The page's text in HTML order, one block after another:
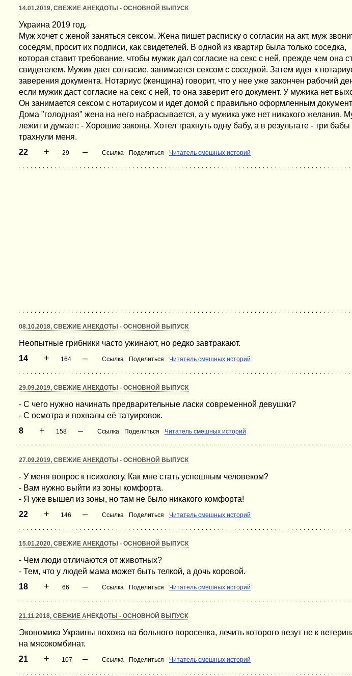
14.01.2019, СВЕЖИЕ АНЕКДОТЫ - ОСНОВНОЙ ВЫПУСК
Украина 2019 год.
Муж хочет с женой заняться сексом. Жена пишет расписку о согласии на акт, муж
соседям, просит их подписи, как свидетелей. В одной из квартир была только соседка,
которая ставит требование, чтобы мужик дал согласие на секс с ней, прежде чем она
свидетелем. Мужик дает согласие, занимается сексом с соседкой. Затем идет к
заверения документа. Нотариус (женщина) говорит, что у нее уже закончен рабочий
если мужик даст согласие на секс с ней, то она заверит его документ. У мужика нет
Он занимается сексом с нотариусом и идет домой с правильно оформленным
Дома "голодная" жена на него набрасывается, а у мужика уже нет никакого желания.
лежит и думает: - Хорошие законы. Хотел трахнуть одну бабу, а в результате - три бабы
трахнули меня.
22
+ 29 – Ссылка Поделиться Читатель смешных историй
08.10.2018, СВЕЖИЕ АНЕКДОТЫ - ОСНОВНОЙ ВЫПУСК
Неопытные грибники часто ужинают, но редко завтракают.
14
+ 164 – Ссылка Поделиться Читатель смешных историй
29.09.2019, СВЕЖИЕ АНЕКДОТЫ - ОСНОВНОЙ ВЫПУСК
- С чего нужно начинать предварительные ласки современной девушки?
- С осмотра и похвалы её татуировок.
8
+ 158 – Ссылка Поделиться Читатель смешных историй
27.09.2019, СВЕЖИЕ АНЕКДОТЫ - ОСНОВНОЙ ВЫПУСК
- У меня вопрос к психологу. Как мне стать успешным человеком?
- Вам нужно выйти из зоны комфорта.
- Я уже вышел из зоны, но там не было никакого комфорта!
22
+ 146 – Ссылка Поделиться Читатель смешных историй
15.01.2020, СВЕЖИЕ АНЕКДОТЫ - ОСНОВНОЙ ВЫПУСК
- Чем люди отличаются от животных?
- Тем, что у людей мама может быть телкой, а дочь коровой.
18
+ 66 – Ссылка Поделиться Читатель смешных историй
21.11.2018, СВЕЖИЕ АНЕКДОТЫ - ОСНОВНОЙ ВЫПУСК
Экономика Украины похожа на больного поросенка, лечить которого везут не к
на мясокомбинат.
21
+ -107 – Ссылка Поделиться Читатель смешных историй